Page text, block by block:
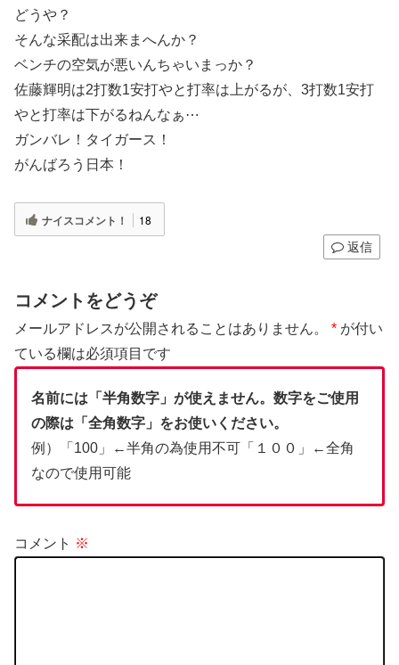
どうや？
そんな采配は出来まへんか？
ベンチの空気が悪いんちゃいまっか？
佐藤輝明は2打数1安打やと打率は上がるが、3打数1安打
やと打率は下がるねんなぁ⋯
ガンバレ！タイガース！
がんばろう日本！
ナイスコメント！ 18
返信
コメントをどうぞ
メールアドレスが公開されることはありません。 * が付い
ている欄は必須項目です
名前には「半角数字」が使えません。数字をご使用
の際は「全角数字」をお使いください。
例）「100」←半角の為使用不可「１００」←全角
なので使用可能
コメント ※